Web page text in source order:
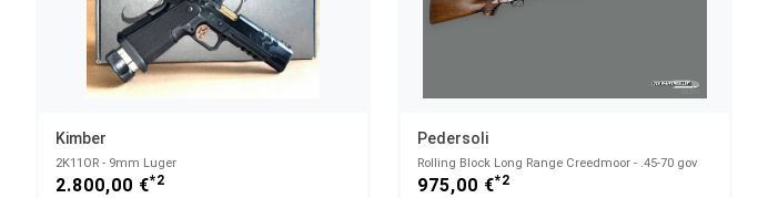
Kimber
2K11OR - 9mm Luger
2.800,00 €*2
Pedersoli
Rolling Block Long Range Creedmoor - .45-70 gov
975,00 €*2